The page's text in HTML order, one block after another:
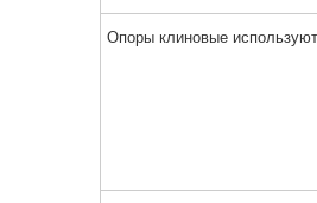
Опоры клиновые